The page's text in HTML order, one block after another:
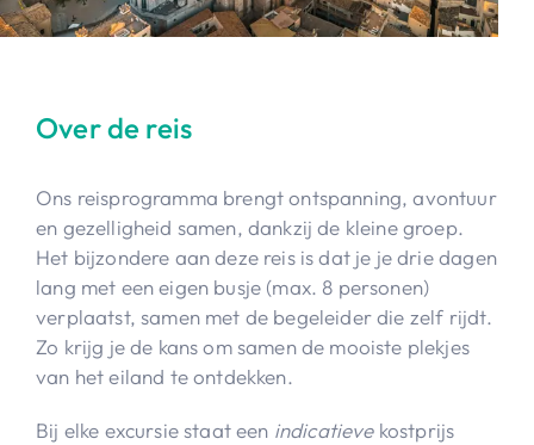
Over de reis
Ons reisprogramma brengt ontspanning, avontuur
en gezelligheid samen, dankzij de kleine groep.
Het bijzondere aan deze reis is dat je je drie dagen
lang met een eigen busje (max. 8 personen)
verplaatst, samen met de begeleider die zelf rijdt.
Zo krijg je de kans om samen de mooiste plekjes
van het eiland te ontdekken.
Bij elke excursie staat een indicatieve kostprijs